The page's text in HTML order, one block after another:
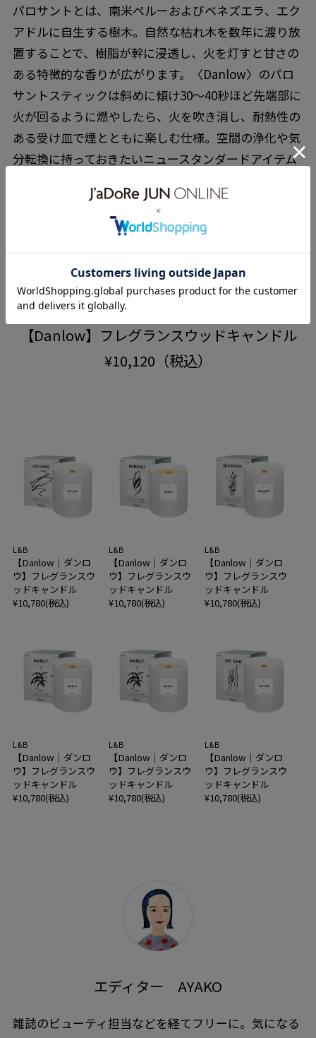
パロサントとは、南米ペルーおよびベネズエラ、エク
アドルに自生する樹木。自然な枯れ木を数年に渡り放
置することで、樹脂が幹に浸透し、火を灯すと甘さの
ある特徴的な香りが広がります。〈Danlow〉のパロ
サントスティックは斜めに傾け30〜40秒ほど先端部に
火が回るように燃やしたら、火を吹き消し、耐熱性の
ある受け皿で煙とともに楽しむ仕様。空間の浄化や気
分転換に持っておきたいニュースタンダードアイテム
my first item for Danlow
はじめに買うならこれがオススメ！
【Danlow】フレグランスウッドキャンドル
¥10,120（税込）
L&B
【Danlow｜ダンロ
ウ】フレグランスウ
ッドキャンドル
¥10,780(税込)
L&B
【Danlow｜ダンロ
ウ】フレグランスウ
ッドキャンドル
¥10,780(税込)
L&B
【Danlow｜ダンロ
ウ】フレグランスウ
ッドキャンドル
¥10,780(税込)
L&B
【Danlow｜ダンロ
ウ】フレグランスウ
ッドキャンドル
¥10,780(税込)
L&B
【Danlow｜ダンロ
ウ】フレグランスウ
ッドキャンドル
¥10,780(税込)
L&B
【Danlow｜ダンロ
ウ】フレグランスウ
ッドキャンドル
¥10,780(税込)
エディター AYAKO
雑誌のビューティ担当などを経てフリーに。気になる